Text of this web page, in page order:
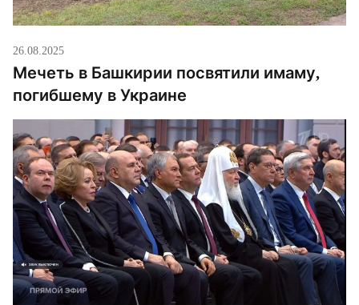
26.08.2025
Мечеть в Башкирии посвятили имаму,
погибшему в Украине